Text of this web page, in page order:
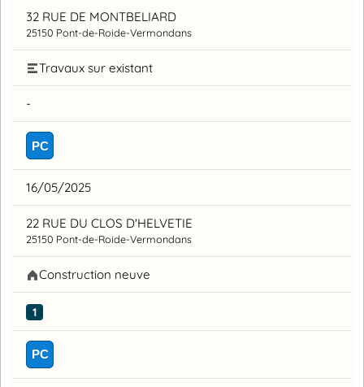
32 RUE DE MONTBELIARD
25150 Pont-de-Roide-Vermondans
Travaux sur existant
-
PC
16/05/2025
22 RUE DU CLOS D'HELVETIE
25150 Pont-de-Roide-Vermondans
Construction neuve
1
PC